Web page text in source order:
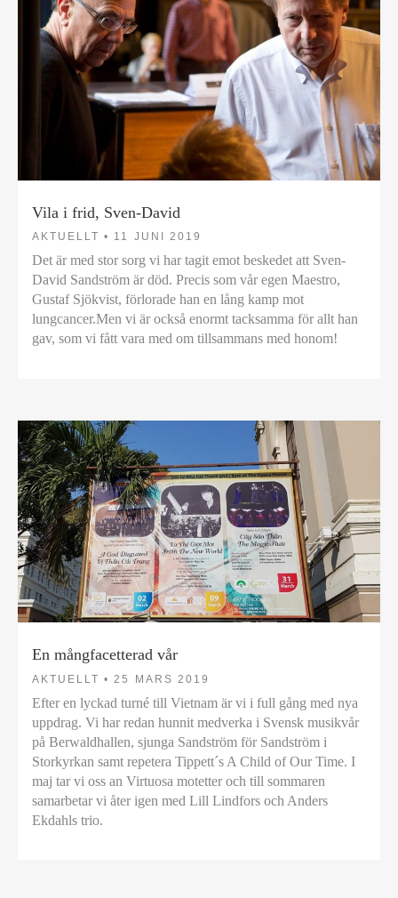
Vila i frid, Sven-David
AKTUELLT • 11 JUNI 2019
Det är med stor sorg vi har tagit emot beskedet att Sven-
David Sandström är död. Precis som vår egen Maestro,
Gustaf Sjökvist, förlorade han en lång kamp mot
lungcancer.Men vi är också enormt tacksamma för allt han
gav, som vi fått vara med om tillsammans med honom!
En mångfacetterad vår
AKTUELLT • 25 MARS 2019
Efter en lyckad turné till Vietnam är vi i full gång med nya
uppdrag. Vi har redan hunnit medverka i Svensk musikvår
på Berwaldhallen, sjunga Sandström för Sandström i
Storkyrkan samt repetera Tippett´s A Child of Our Time. I
maj tar vi oss an Virtuosa motetter och till sommaren
samarbetar vi åter igen med Lill Lindfors och Anders
Ekdahls trio.